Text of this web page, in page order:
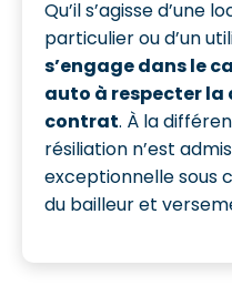
Qu’il s’agisse d’une
particulier ou d’un
s’engage dans le
auto à respecter la
contrat. À la
résiliation n’est
exceptionnelle sous
du bailleur et